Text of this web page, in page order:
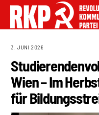
3. JUNI 2026
Wien – Im
für